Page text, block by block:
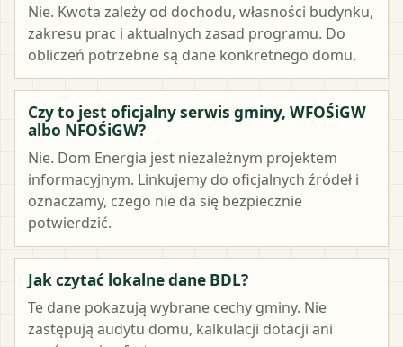
Nie. Kwota zależy od dochodu, własności budynku,
zakresu prac i aktualnych zasad programu. Do
obliczeń potrzebne są dane konkretnego domu.
Czy to jest oficjalny serwis gminy, WFOŚiGW
albo NFOŚiGW?
Nie. Dom Energia jest niezależnym projektem
informacyjnym. Linkujemy do oficjalnych źródeł i
oznaczamy, czego nie da się bezpiecznie
potwierdzić.
Jak czytać lokalne dane BDL?
Te dane pokazują wybrane cechy gminy. Nie
zastępują audytu domu, kalkulacji dotacji ani